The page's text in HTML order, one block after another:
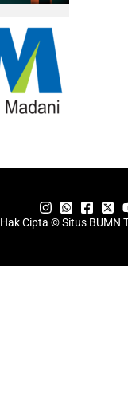
Hak Cipta © Situs BUMN